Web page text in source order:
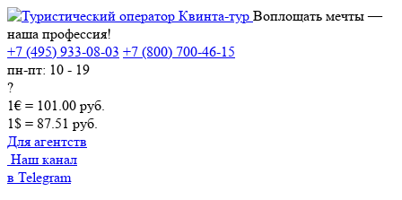
Воплощать мечты —
наша профессия!
+7 (495) 933-08-03 +7 (800) 700-46-15
пн-пт: 10 - 19
?
1€ = 101.00 руб.
1$ = 87.51 руб.
Для агентств
Наш канал
в Telegram